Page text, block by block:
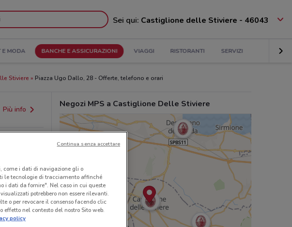
Sei qui: Castiglione delle Stiviere - 46043
E MODA BANCHE E ASSICURAZIONI VIAGGI RISTORANTI SERVIZI
Stiviere Piazza Ugo Dallo, 28 - Offerte, telefono e orari
Più info
Negozi MPS a Castiglione Delle Stiviere
come i dati di navigazione gli o
le tecnologie di tracciamento affinché
i dati da fornire". Nel caso in cui queste
potrebbero non essere rilevanti.
o per revocare il consenso facendo clic
nel contesto del nostro Sito web.
policy
Continua senza accettare